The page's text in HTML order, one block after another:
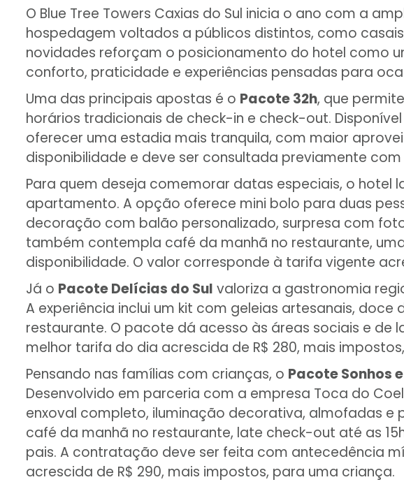
O Blue Tree Towers Caxias do Sul inicia o ano com a
hospedagem voltados a públicos distintos, como
novidades reforçam o posicionamento do hotel como
conforto, praticidade e experiências pensadas para
Uma das principais apostas é o Pacote 32h, que
horários tradicionais de check-in e check-out.
oferecer uma estadia mais tranquila, com maior
disponibilidade e deve ser consultada previamente
Para quem deseja comemorar datas especiais, o hotel
apartamento. A opção oferece mini bolo para duas
decoração com balão personalizado, surpresa com
também contempla café da manhã no restaurante,
disponibilidade. O valor corresponde à tarifa vigente
Já o Pacote Delícias do Sul valoriza a gastronomia
A experiência inclui um kit com geleias artesanais,
restaurante. O pacote dá acesso às áreas sociais e de
melhor tarifa do dia acrescida de R$ 280, mais
Pensando nas famílias com crianças, o Pacote Sonhos
Desenvolvido em parceria com a empresa Toca do
enxoval completo, iluminação decorativa, almofadas e
café da manhã no restaurante, late check-out até as
pais. A contratação deve ser feita com antecedência
acrescida de R$ 290, mais impostos, para uma criança.